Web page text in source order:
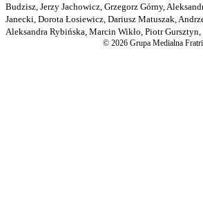
Budzisz, Jerzy Jachowicz, Grzegorz Górny,
Janecki, Dorota Łosiewicz, Dariusz Matuszak,
Aleksandra Rybińska, Marcin Wikło, Piotr Gursztyn,
© 2026 Grupa Medialna